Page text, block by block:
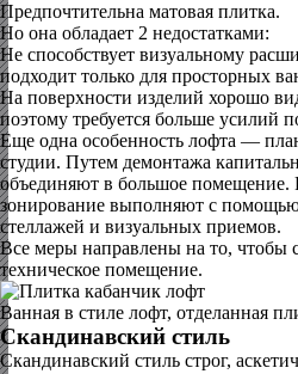
Предпочтительна матовая плитка.
Но она обладает 2 недостатками:
Не способствует визуальному
подходит только для просторных
На поверхности изделий хорошо
поэтому требуется больше усилий
Еще одна особенность лофта —
студии. Путем демонтажа
объединяют в большое помещение.
зонирование выполняют с
стеллажей и визуальных приемов.
Все меры направлены на то, чтобы
техническое помещение.
Ванная в стиле лофт, отделанная
Скандинавский стиль
Скандинавский стиль строг,